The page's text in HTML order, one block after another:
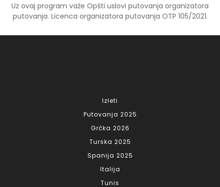
Uz ovaj program važe Opšti uslovi putovanja organizatora
putovanja. Licenca organizatora putovanja OTP 105/2021.
Izleti
Putovanja 2025
Grčka 2026
Turska 2025
Spanija 2025
Italija
Tunis